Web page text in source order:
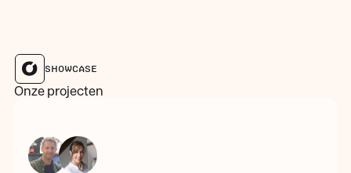
SHOWCASE
Onze projecten